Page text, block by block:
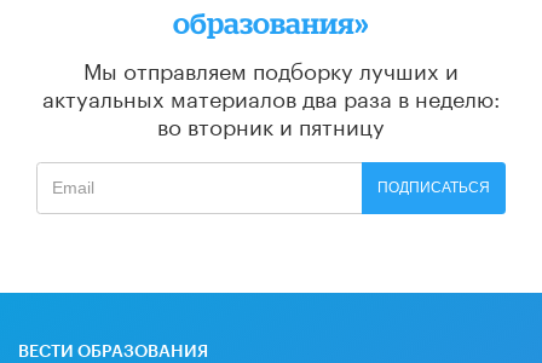
образования»
Мы отправляем подборку лучших и
актуальных материалов два раза в неделю:
во вторник и пятницу
ПОДПИСАТЬСЯ
ВЕСТИ ОБРАЗОВАНИЯ